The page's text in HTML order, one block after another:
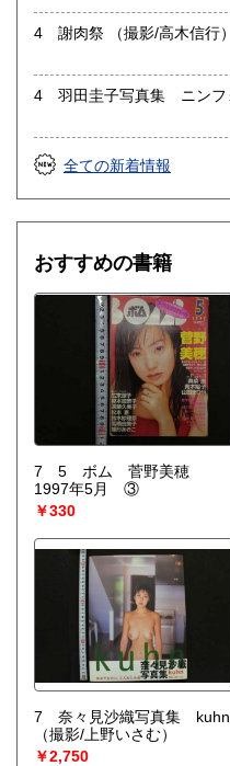
4 謝肉祭 （撮影/高木信行）
全ての新着情報
おすすめの書籍
7 5 ボム 菅野美穂
1997年5月 ③
￥330
7 奈々見沙織写真集 kuhn
（撮影/上野いさむ）
￥2,750